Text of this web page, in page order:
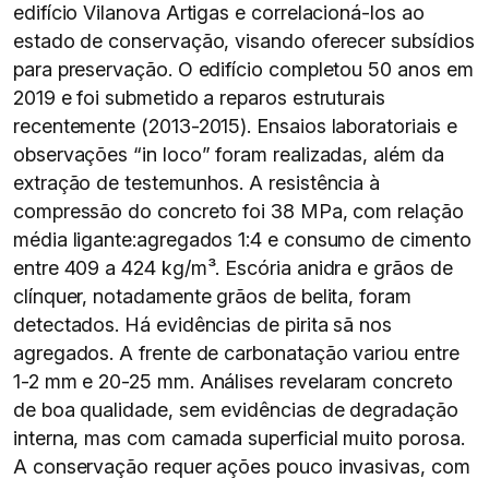
edifício Vilanova Artigas e correlacioná-los ao
estado de conservação, visando oferecer subsídios
para preservação. O edifício completou 50 anos em
2019 e foi submetido a reparos estruturais
recentemente (2013-2015). Ensaios laboratoriais e
observações “in loco” foram realizadas, além da
extração de testemunhos. A resistência à
compressão do concreto foi 38 MPa, com relação
média ligante:agregados 1:4 e consumo de cimento
entre 409 a 424 kg/m³. Escória anidra e grãos de
clínquer, notadamente grãos de belita, foram
detectados. Há evidências de pirita sã nos
agregados. A frente de carbonatação variou entre
1-2 mm e 20-25 mm. Análises revelaram concreto
de boa qualidade, sem evidências de degradação
interna, mas com camada superficial muito porosa.
A conservação requer ações pouco invasivas, com